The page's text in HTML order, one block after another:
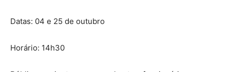
Datas: 04 e 25 de outubro
Horário: 14h30